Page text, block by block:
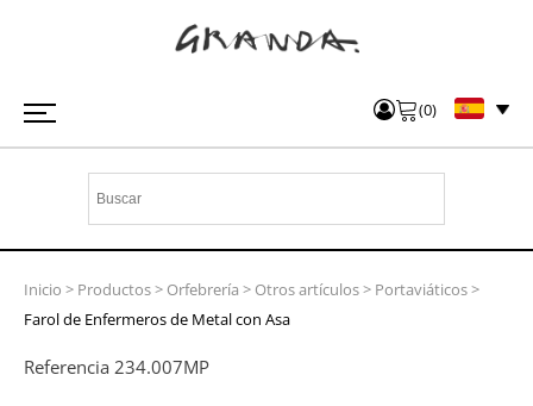
(0)
Inicio > Productos> Orfebrería > Otros artículos> Portaviáticos>
Farol de Enfermeros de Metal con Asa
Referencia 234.007MP